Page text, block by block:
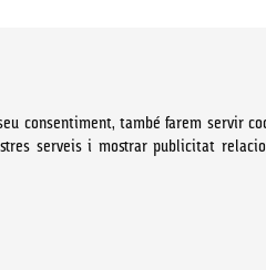
consentiment, també farem servir
serveis i mostrar publicitat